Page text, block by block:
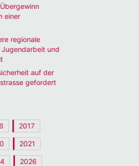
einer
regionale
und
auf der
gefordert
2017
2021
2026